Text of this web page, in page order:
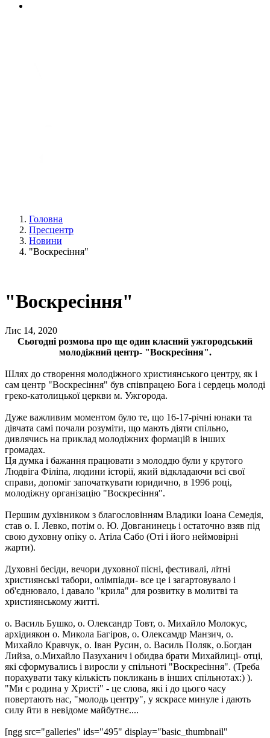
Головна
Пресцентр
Новини
"Воскресіння"
"Воскресіння"
Лис 14, 2020
Сьогодні розмова про ще один класний ужгородський
молодіжний центр- "Воскресіння".
Шлях до створення молодіжного християнського центру, як і
сам центр "Воскресіння" був співпрацею Бога і сердець молоді
греко-католицької церкви м. Ужгорода.
Дуже важливим моментом було те, що 16-17-річні юнаки та
дівчата самі почали розуміти, що мають діяти спільно,
дивлячись на приклад молодіжних формацій в інших
громадах.
Ця думка і бажання працювати з молоддю були у крутого
Людвіга Філіпа, людини історії, який відкладаючи всі свої
справи, допоміг започаткувати юридично, в 1996 році,
молодіжну організацію "Воскресіння".
Першим духівником з благословінням Владики Іоана Семедія,
став о. І. Левко, потім о. Ю. Довганинець і остаточно взяв під
свою духовну опіку о. Атіла Сабо (Оті і його неймовірні
жарти).
Духовні бесіди, вечори духовної пісні, фестивалі, літні
християнські табори, олімпіади- все це і загартовувало і
об'єднювало, і давало "крила" для розвитку в молитві та
християнському житті.
о. Василь Бушко, о. Олександр Товт, о. Михайло Молокус,
архідиякон о. Микола Багіров, о. Олексамдр Манзич, о.
Михайло Кравчук, о. Іван Русин, о. Василь Поляк, о.Богдан
Лийза, о.Михайло Пазуханич і обидва брати Михайлиці- отці,
які сформувались і виросли у спільноті "Воскресіння". (Треба
порахувати таку кількість покликань в інших спільнотах:) ).
"Ми є родина у Христі" - це слова, які і до цього часу
повертають нас, "молодь центру", у яскрасе минуле і дають
силу йти в невідоме майбутнє....
[ngg src="galleries" ids="495" display="basic_thumbnail"